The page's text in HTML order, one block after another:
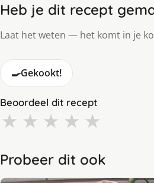
Heb je dit recept
Laat het weten — het komt in je
🍳Gekookt!
Beoordeel dit recept
★ ★ ★ ★ ★
Probeer dit ook